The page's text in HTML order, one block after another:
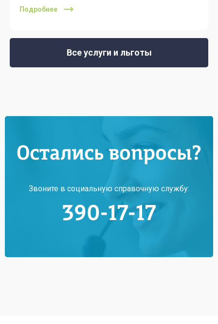
Подробнее
Все услуги и льготы
Остались вопросы?
Звоните в социальную справочную службу:
390-17-17